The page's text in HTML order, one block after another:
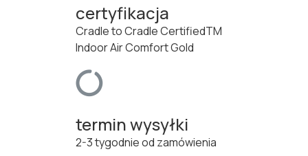
certyfikacja
Cradle to Cradle CertifiedTM
Indoor Air Comfort Gold
termin wysyłki
2-3 tygodnie od zamówienia